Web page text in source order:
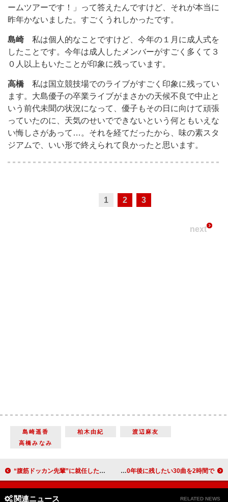
ームツアーです！」って答えたんですけど、それが本当に
昨年かないました。すごくうれしかったです。
島崎 私は個人的なことですけど、今年の１月に成人式を
したことです。今年は成人したメンバーがすごく多くて３
０人以上もいたことが印象に残っています。
高橋 私は国立競技場でのライブがすごく印象に残ってい
ます。大島優子の卒業ライブがまさかの天候不良で中止と
いう前代未聞の状況になって、優子もその日に向けて頑張
っていたのに、天気のせいでできないという何ともいえな
い悔しさがあって…。それを経てだったから、味の素スタ
ジアムで、いい形で終えられて良かったと思います。
1 2 3
next
島崎遥香 柏木由紀
渡辺麻友
高橋みなみ
“腹筋ドッカン先輩”に就任した小島よしお 「“健康とお笑いの融合”を目指したい」 谷村新司、100年後に残したい30曲を2時間で！
関連ニュース RELATED NEWS